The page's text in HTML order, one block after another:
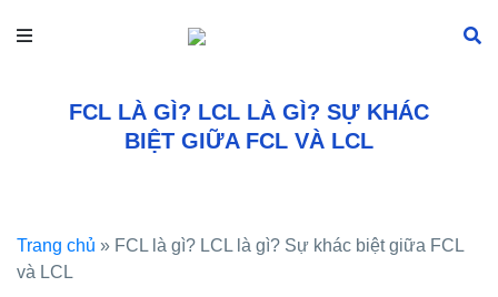
FCL LÀ GÌ? LCL LÀ GÌ? SỰ KHÁC
BIỆT GIỮA FCL VÀ LCL
Trang chủ » FCL là gì? LCL là gì? Sự khác biệt giữa FCL
và LCL